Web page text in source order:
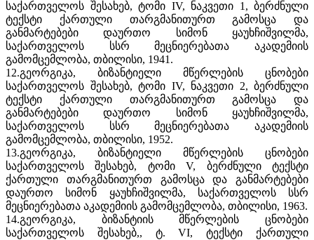
საქართველოს შესახებ, ტომი IV, ნაკვეთი 1, ბერძნული
ტექსტი ქართული თარგმანითურთ გამოსცა და
განმარტებები დაურთო სიმონ ყაუხჩიშვილმა,
საქართველოს სსრ მეცნიერებათა აკადემიის
გამომცემლობა, თბილისი, 1941.
12.გეორგიკა, ბიზანტიელი მწერლების ცნობები
საქართველოს შესახებ, ტომი IV, ნაკვეთი 2, ბერძნული
ტექსტი ქართული თარგმანითურთ გამოსცა და
განმარტებები დაურთო სიმონ ყაუხჩიშვილმა,
საქართველოს სსრ მეცნიერებათა აკადემიის
გამომცემლობა, თბილისი, 1952.
13.გეორგიკა, ბიზანტიელი მწერლების ცნობები
საქართველოს შესახებ, ტომი V, ბერძნული ტექსტი
ქართული თარგმანითურთ გამოსცა და განმარტებები
დაურთო სიმონ ყაუხჩიშვილმა, საქართველოს სსრ
მეცნიერებათა აკადემიის გამომცემლობა, თბილისი, 1963.
14.გეორგიკა, ბიზანტიის მწერლების ცნობები
საქართველოს შესახებ,, ტ. VI, ტექსტი ქართული